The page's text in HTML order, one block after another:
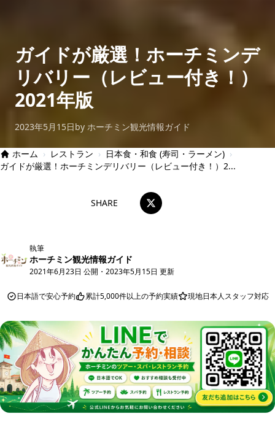
ガイドが厳選！ホーチミンデ
リバリー（レビュー付き！）
2021年版
2023年5月15日by ホーチミン観光情報ガイド
ホーム › レストラン › 日本食・和食 (寿司・ラーメン) ›
ガイドが厳選！ホーチミンデリバリー（レビュー付き！）2...
SHARE
執筆
ホーチミン観光情報ガイド
2021年6月23日 公開 ・ 2023年5月15日 更新
日本語で安心予約 累計5,000件以上の予約実績 現地日本人スタッフ対応